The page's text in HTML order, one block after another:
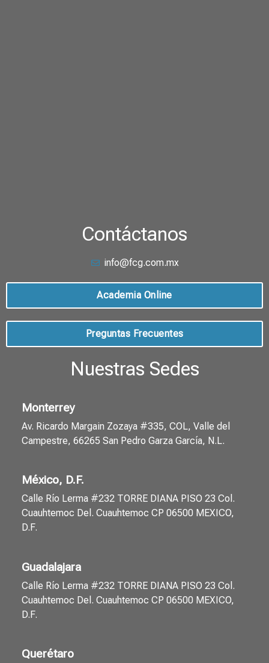
Contáctanos
info@fcg.com.mx
Academia Online
Preguntas Frecuentes
Nuestras Sedes
Monterrey
Av. Ricardo Margain Zozaya #335, COL, Valle del
Campestre, 66265 San Pedro Garza García, N.L.
México, D.F.
Calle Río Lerma #232 TORRE DIANA PISO 23 Col.
Cuauhtemoc Del. Cuauhtemoc CP 06500 MEXICO,
D.F.
Guadalajara
Calle Río Lerma #232 TORRE DIANA PISO 23 Col.
Cuauhtemoc Del. Cuauhtemoc CP 06500 MEXICO,
D.F.
Querétaro